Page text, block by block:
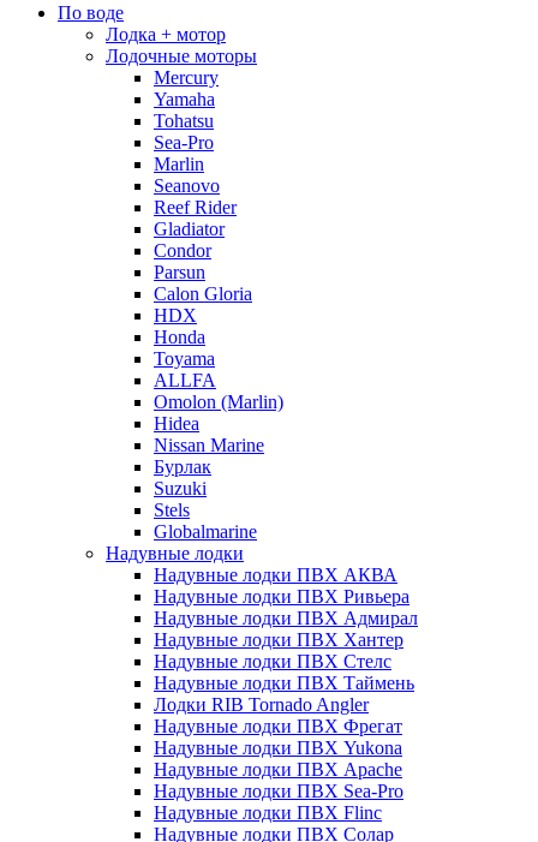
По воде
Лодка + мотор
Лодочные моторы
Mercury
Yamaha
Tohatsu
Sea-Pro
Marlin
Seanovo
Reef Rider
Gladiator
Condor
Parsun
Calon Gloria
HDX
Honda
Toyama
ALLFA
Omolon (Marlin)
Hidea
Nissan Marine
Бурлак
Suzuki
Stels
Globalmarine
Надувные лодки
Надувные лодки ПВХ АКВА
Надувные лодки ПВХ Ривьера
Надувные лодки ПВХ Адмирал
Надувные лодки ПВХ Хантер
Надувные лодки ПВХ Стелс
Надувные лодки ПВХ Таймень
Лодки RIB Tornado Angler
Надувные лодки ПВХ Фрегат
Надувные лодки ПВХ Yukona
Надувные лодки ПВХ Apache
Надувные лодки ПВХ Sea-Pro
Надувные лодки ПВХ Flinc
Надувные лодки ПВХ Солар